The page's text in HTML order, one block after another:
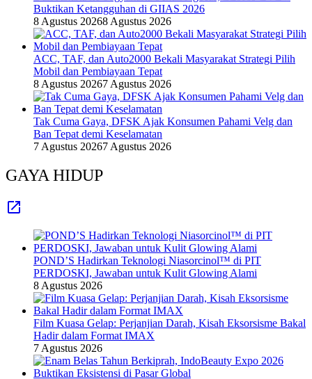
Buktikan Ketangguhan di GIIAS 2026
8 Agustus 20268 Agustus 2026
ACC, TAF, dan Auto2000 Bekali Masyarakat Strategi Pilih
Mobil dan Pembiayaan Tepat
8 Agustus 20267 Agustus 2026
Tak Cuma Gaya, DFSK Ajak Konsumen Pahami Velg dan
Ban Tepat demi Keselamatan
7 Agustus 20267 Agustus 2026
GAYA HIDUP
POND’S Hadirkan Teknologi Niasorcinol™ di PIT
PERDOSKI, Jawaban untuk Kulit Glowing Alami
8 Agustus 2026
Film Kuasa Gelap: Perjanjian Darah, Kisah Eksorsisme Bakal
Hadir dalam Format IMAX
7 Agustus 2026